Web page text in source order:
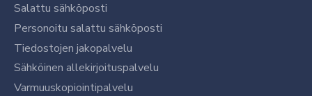
Salattu sähköposti
Personoitu salattu sähköposti
Tiedostojen jakopalvelu
Sähköinen allekirjoituspalvelu
Varmuuskopiointipalvelu